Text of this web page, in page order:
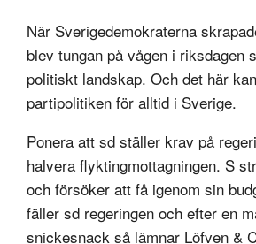
När Sverigedemokraterna
blev tungan på vågen i riksdagen
politiskt landskap. Och det här
partipolitiken för alltid i Sverige.
Ponera att sd ställer krav på
halvera flyktingmottagningen. S
och försöker att få igenom sin
fäller sd regeringen och efter en
snickesnack så lämnar Löfven &